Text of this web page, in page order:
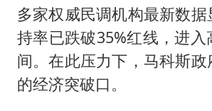
多家权威民调机构最新数
持率已跌破35%红线，进
间。在此压力下，马科斯
的经济突破口。